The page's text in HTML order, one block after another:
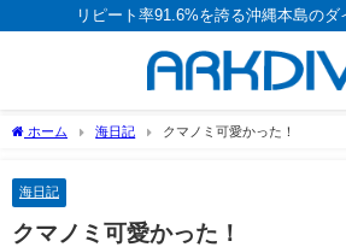
リピート率91.6%を誇る沖縄本島のダ
ホーム 海日記 クマノミ可愛かった！
海日記
クマノミ可愛かった！